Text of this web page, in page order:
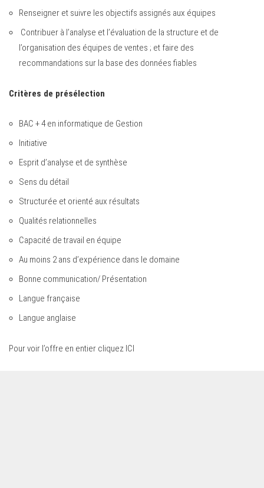
Renseigner et suivre les objectifs assignés aux équipes
Contribuer à l’analyse et l’évaluation de la structure et de
l’organisation des équipes de ventes ; et faire des
recommandations sur la base des données fiables
Critères de présélection
BAC + 4 en informatique de Gestion
Initiative
Esprit d’analyse et de synthèse
Sens du détail
Structurée et orienté aux résultats
Qualités relationnelles
Capacité de travail en équipe
Au moins 2 ans d’expérience dans le domaine
Bonne communication/ Présentation
Langue française
Langue anglaise
Pour voir l’offre en entier cliquez ICI